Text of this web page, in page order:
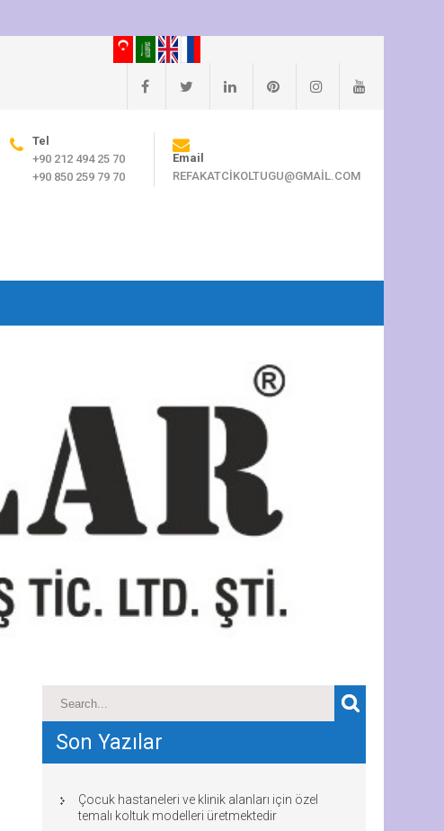
Tel
+90 212 494 25 70
+90 850 259 79 70
Email
REFAKATCIKOLTUGU@GMAIL.COM
Son Yazılar
Çocuk hastaneleri ve klinik alanları için özel
temalı koltuk modelleri üretmektedir